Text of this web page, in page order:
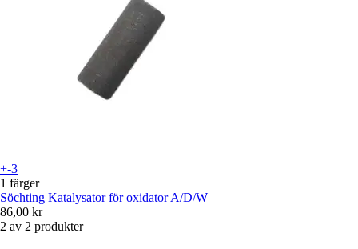
+-3
1 färger
Söchting Katalysator för oxidator A/D/W
86,00 kr
2 av 2 produkter